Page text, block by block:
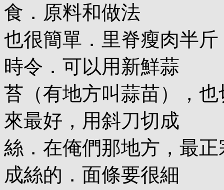
食．原料和做法
也很簡單．里脊瘦肉半
時令．可以用新鮮蒜
苔（有地方叫蒜苗），
來最好，用斜刀切成
絲．在俺們那地方，最
成絲的．面條要很細